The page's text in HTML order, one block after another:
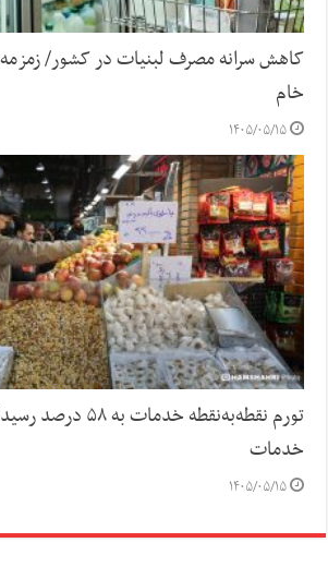
کاهش سرانه مصرف لبنیات در کشور/ زمزمه
خام
۱۴۰۵/۰۵/۱۵
تورم نقطه‌به‌نقطه
خدمات
۱۴۰۵/۰۵/۱۵